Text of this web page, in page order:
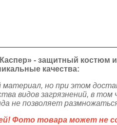
- защитный костюм
качества:
но при этом
видов загрязнений, в том
не позволяет
Фото товара может не